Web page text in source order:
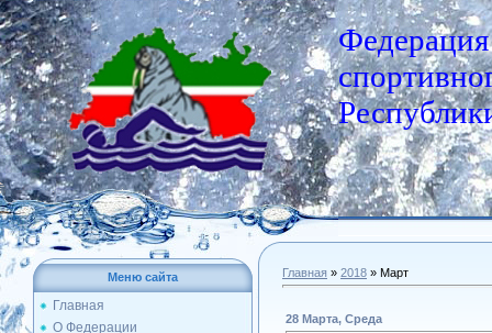
Федерация
Меню сайта
Главная
О Федерации
Главная » 2018 » Март
28 Марта, Среда